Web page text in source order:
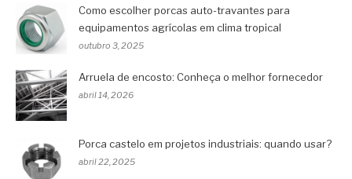
Como escolher porcas auto-travantes para
equipamentos agrícolas em clima tropical
outubro 3, 2025
Arruela de encosto: Conheça o melhor fornecedor
abril 14, 2026
Porca castelo em projetos industriais: quando usar?
abril 22, 2025